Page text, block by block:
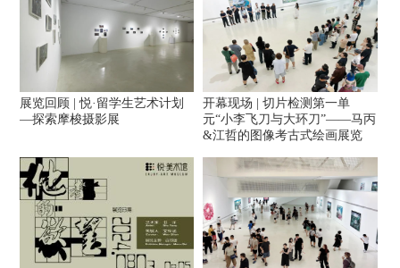
展览回顾 | 悦·留学生艺术计划
—探索摩梭摄影展
开幕现场 | 切片检测第一单
元“小李飞刀与大环刀”——马丙
&江哲的图像考古式绘画展览